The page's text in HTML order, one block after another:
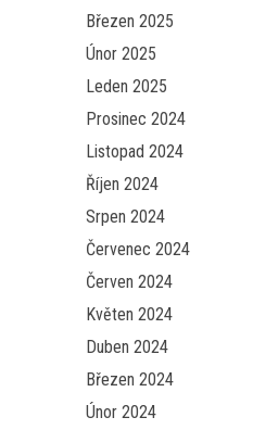
Březen 2025
Únor 2025
Leden 2025
Prosinec 2024
Listopad 2024
Říjen 2024
Srpen 2024
Červenec 2024
Červen 2024
Květen 2024
Duben 2024
Březen 2024
Únor 2024